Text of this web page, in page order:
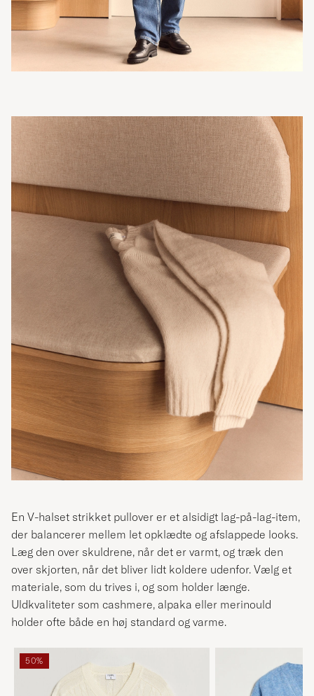
En V-halset strikket pullover er et alsidigt lag-på-lag-item,
der balancerer mellem let opklædte og afslappede looks.
Læg den over skuldrene, når det er varmt, og træk den
over skjorten, når det bliver lidt koldere udenfor. Vælg et
materiale, som du trives i, og som holder længe.
Uldkvaliteter som cashmere, alpaka eller merinould
holder ofte både en høj standard og varme.
50%